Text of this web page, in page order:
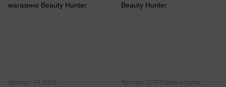
Артикул: PLB326 Артикул: CTRPalete-enigma